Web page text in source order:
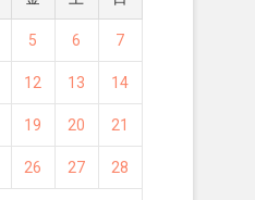
5 6 7
12 13 14
19 20 21
26 27 28